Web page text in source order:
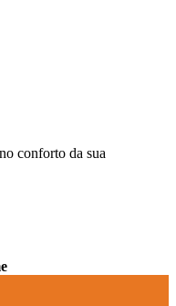
conforto da sua